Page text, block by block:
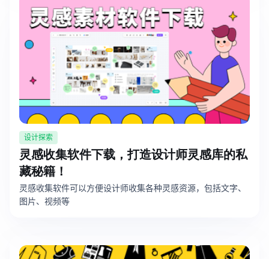
设计探索
灵感收集软件下载，打造设计师灵感库的私
藏秘籍！
灵感收集软件可以方便设计师收集各种灵感资源，包括文字、
图片、视频等